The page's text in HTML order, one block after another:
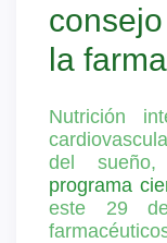
la
Nutrición
del
programa
este 29